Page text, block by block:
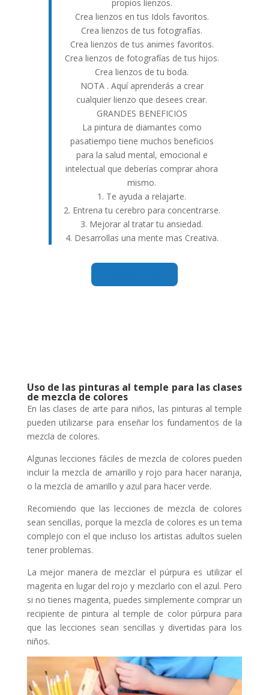
propios lienzos.
Crea lienzos en tus Idols favoritos.
Crea lienzos de tus fotografías.
Crea lienzos de tus animes favoritos.
Crea lienzos de fotografías de tus hijos.
Crea lienzos de tu boda.
NOTA . Aquí aprenderás a crear
cualquier lienzo que desees crear.
GRANDES BENEFICIOS
La pintura de diamantes como
pasatiempo tiene muchos beneficios
para la salud mental, emocional e
intelectual que deberías comprar ahora
mismo.
1. Te ayuda a relajarte.
2. Entrena tu cerebro para concentrarse.
3. Mejorar al tratar tu ansiedad.
4. Desarrollas una mente mas Creativa.
Uso de las pinturas al temple para las clases
de mezcla de colores
En las clases de arte para niños, las pinturas al temple
pueden utilizarse para enseñar los fundamentos de la
mezcla de colores.
Algunas lecciones fáciles de mezcla de colores pueden
incluir la mezcla de amarillo y rojo para hacer naranja,
o la mezcla de amarillo y azul para hacer verde.
Recomiendo que las lecciones de mezcla de colores
sean sencillas, porque la mezcla de colores es un tema
complejo con el que incluso los artistas adultos suelen
tener problemas.
La mejor manera de mezclar el púrpura es utilizar el
magenta en lugar del rojo y mezclarlo con el azul. Pero
si no tienes magenta, puedes simplemente comprar un
recipiente de pintura al temple de color púrpura para
que las lecciones sean sencillas y divertidas para los
niños.